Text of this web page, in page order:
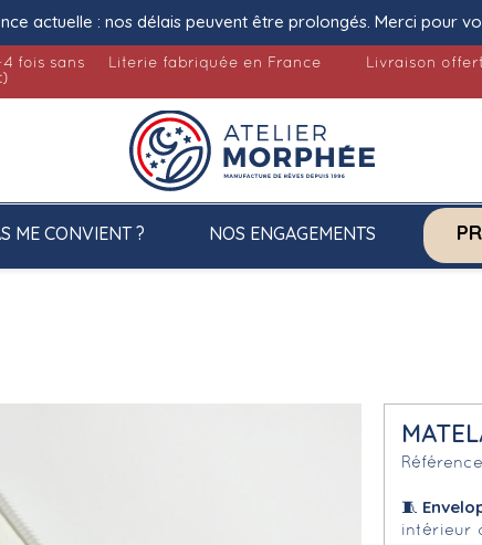
actuelle : nos délais peuvent être prolongés. Merci pour
fois sans
Literie fabriquée en France Livraison
ME CONVIENT ? NOS ENGAGEMENTS
Référence
🧵
intérieur